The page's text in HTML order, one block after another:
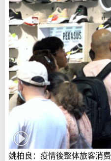
姚柏良：疫情後整体旅客消